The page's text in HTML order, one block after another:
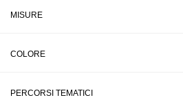
MISURE
COLORE
PERCORSI TEMATICI